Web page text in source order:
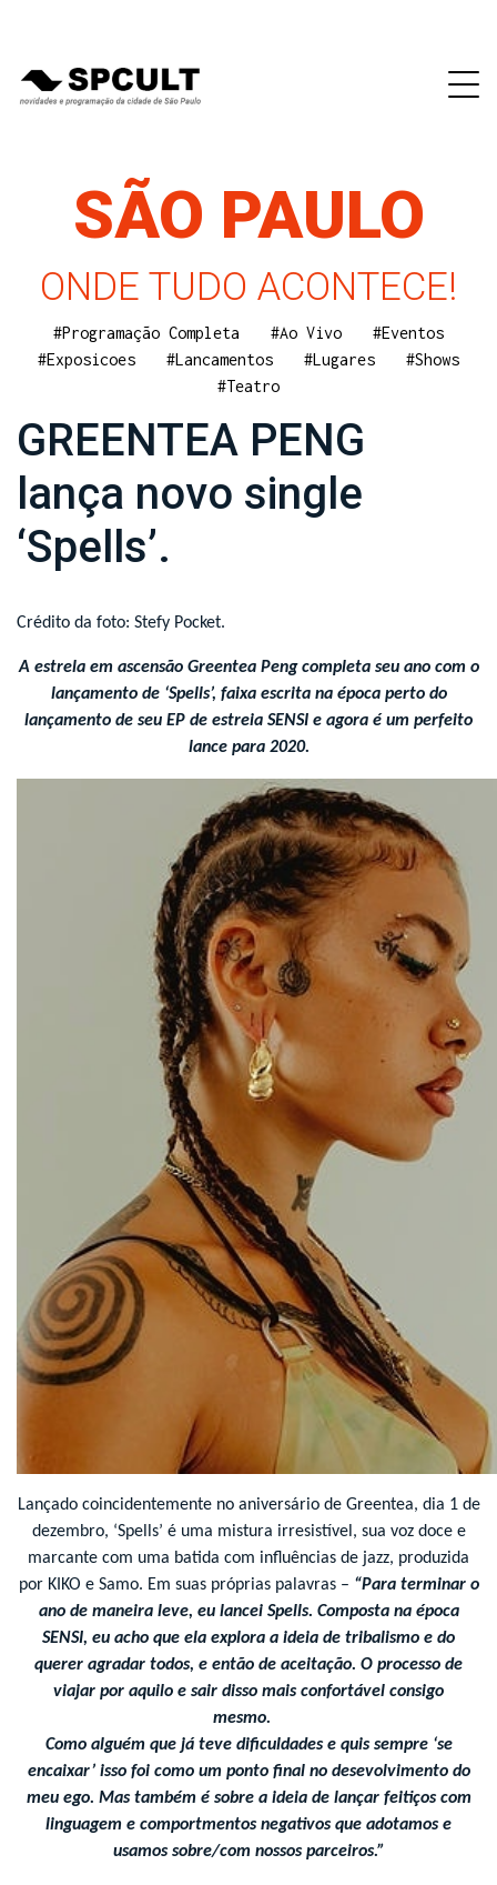
SÃO PAULO
ONDE TUDO ACONTECE!
#Programação Completa #Ao Vivo
#Eventos
#Exposicoes
#Lancamentos #Lugares
#Shows
#Teatro
GREENTEA PENG
lança novo single
‘Spells’.
Crédito da foto: Stefy Pocket.
A estrela em ascensão Greentea Peng completa seu ano com o
lançamento de ‘Spells’, faixa escrita na época perto do
lançamento de seu EP de estreia SENSI e agora é um perfeito
lance para 2020.
Lançado coincidentemente no aniversário de Greentea, dia 1 de
dezembro, ‘Spells’ é uma mistura irresistível, sua voz doce e
marcante com uma batida com influências de jazz, produzida
por KIKO e Samo. Em suas próprias palavras – “Para terminar o
ano de maneira leve, eu lancei Spells. Composta na época
SENSI, eu acho que ela explora a ideia de tribalismo e do
querer agradar todos, e então de aceitação. O processo de
viajar por aquilo e sair disso mais confortável consigo
mesmo.
Como alguém que já teve dificuldades e quis sempre ‘se
encaixar’ isso foi como um ponto final no desevolvimento do
meu ego. Mas também é sobre a ideia de lançar feitiços com
linguagem e comportmentos negativos que adotamos e
usamos sobre/com nossos parceiros.”